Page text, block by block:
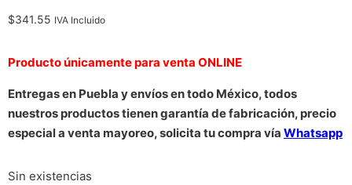
$341.55 IVA Incluido
Producto únicamente para venta ONLINE
Entregas en Puebla y envíos en todo México, todos
nuestros productos tienen garantía de fabricación, precio
especial a venta mayoreo, solicita tu compra vía Whatsapp
Sin existencias